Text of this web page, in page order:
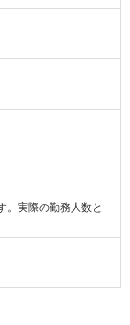
。実際の勤務人数と